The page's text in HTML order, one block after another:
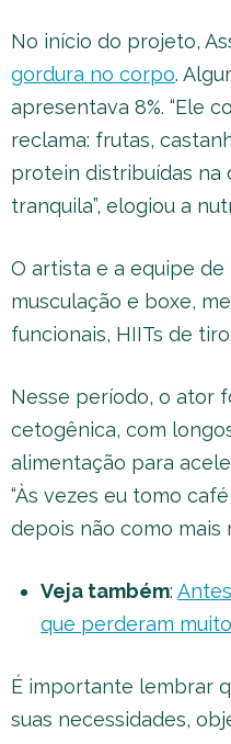
No início do projeto,
gordura no corpo.
apresentava 8%. “Ele
reclama: frutas,
protein distribuídas na
tranquila”, elogiou a
O artista e a equipe
musculação e boxe,
funcionais, HIITs de
Nesse período, o ator
cetogênica, com
alimentação para
“Às vezes eu tomo
depois não como mais
Veja também:
que perderam
É importante lembrar
suas necessidades,